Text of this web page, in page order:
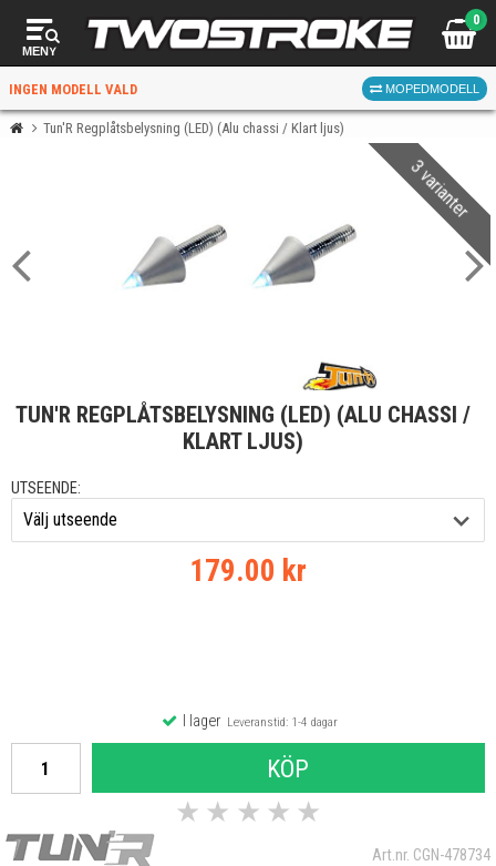
MENY
0
INGEN MODELL VALD MOPEDMODELL
FÖR RÄTT DELAR
När du valt kommer butiken visa delar för vald moped
och universella produkter.
Tun'R Regplåtsbelysning (LED) (Alu chassi / Klart ljus)
3 varianter
TUN'R REGPLÅTSBELYSNING (LED) (ALU CHASSI /
KLART LJUS)
UTSEENDE:
179.00 kr
I lagerLeveranstid: 1-4 dagar
KÖP
★ ★ ★ ★ ★
Art.nr. CGN-478734